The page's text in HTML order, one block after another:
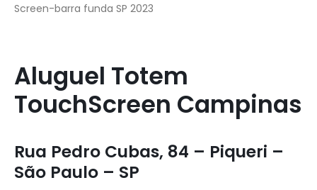
Screen-barra funda SP 2023
Aluguel Totem
TouchScreen Campinas
Rua Pedro Cubas, 84 – Piqueri –
São Paulo – SP